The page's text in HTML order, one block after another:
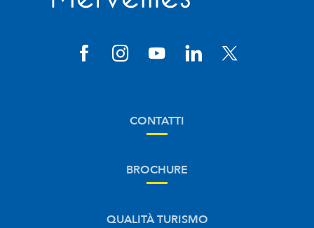
CONTATTI
BROCHURE
QUALITÀ TURISMO